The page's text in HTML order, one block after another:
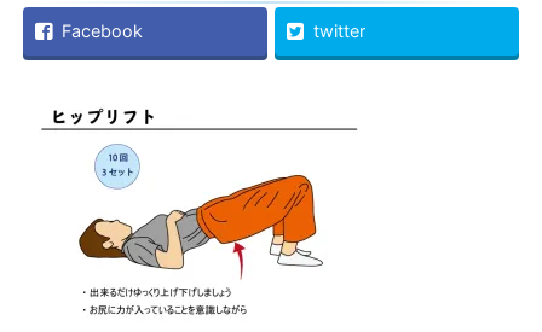
Facebook twitter